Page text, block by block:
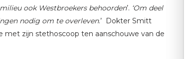
ook Westbroekers behoorden’. ‘Om deel
nodig om te overleven.’ Dokter Smitt
met zijn stethoscoop ten aanschouwe van de